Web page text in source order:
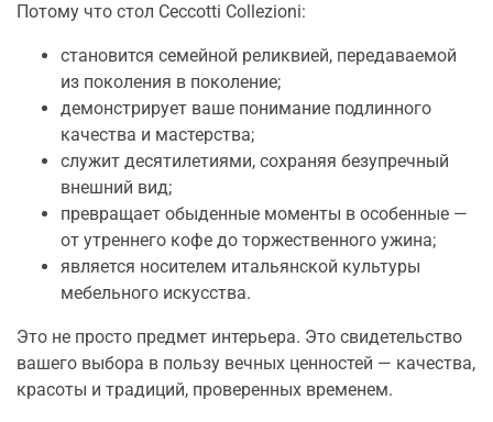
Потому что стол Ceccotti Collezioni:
становится семейной реликвией, передаваемой
из поколения в поколение;
демонстрирует ваше понимание подлинного
качества и мастерства;
служит десятилетиями, сохраняя безупречный
внешний вид;
превращает обыденные моменты в особенные —
от утреннего кофе до торжественного ужина;
является носителем итальянской культуры
мебельного искусства.
Это не просто предмет интерьера. Это свидетельство
вашего выбора в пользу вечных ценностей — качества,
красоты и традиций, проверенных временем.